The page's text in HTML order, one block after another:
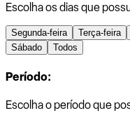
Escolha os dias que
Segunda-feira Terça-feira
Sábado
Todos
Período:
Escolha o período que